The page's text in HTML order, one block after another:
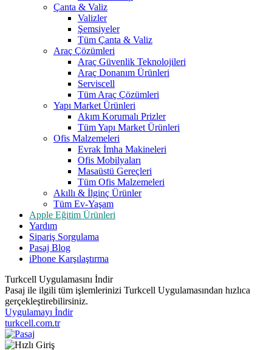
Çanta & Valiz
Valizler
Şemsiyeler
Tüm Çanta & Valiz
Araç Çözümleri
Araç Güvenlik Teknolojileri
Araç Donanım Ürünleri
Serviscell
Tüm Araç Çözümleri
Yapı Market Ürünleri
Akım Korumalı Prizler
Tüm Yapı Market Ürünleri
Ofis Malzemeleri
Evrak İmha Makineleri
Ofis Mobilyaları
Masaüstü Gereçleri
Tüm Ofis Malzemeleri
Akıllı & İlginç Ürünler
Tüm Ev-Yaşam
Apple Eğitim Ürünleri
Yardım
Sipariş Sorgulama
Pasaj Blog
iPhone Karşılaştırma
Turkcell Uygulamasını İndir
Pasaj ile ilgili tüm işlemlerinizi Turkcell Uygulamasından hızlıca
gerçekleştirebilirsiniz.
Uygulamayı İndir
turkcell.com.tr